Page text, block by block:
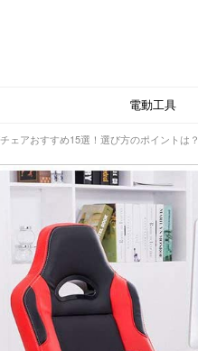
電動工具
ェアおすすめ15選！選び方のポイントは？